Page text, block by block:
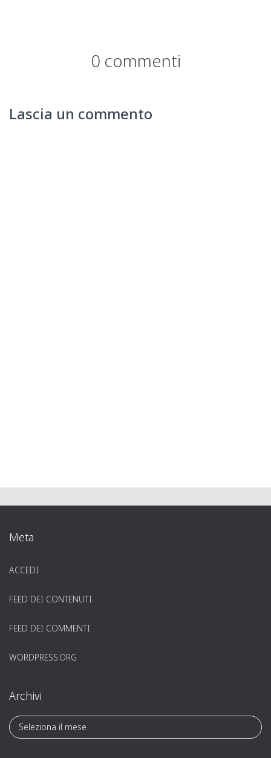
0 commenti
Lascia un commento
Meta
ACCEDI
FEED DEI CONTENUTI
FEED DEI COMMENTI
WORDPRESS.ORG
Archivi
A
r